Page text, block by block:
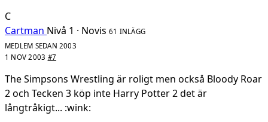
C
Cartman Nivå 1 · Novis 61 INLÄGG
MEDLEM SEDAN 2003
1 NOV 2003 #7
The Simpsons Wrestling är roligt men också Bloody Roar
2 och Tecken 3 köp inte Harry Potter 2 det är
långtråkigt... :wink: